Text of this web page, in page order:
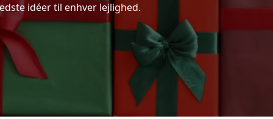
idéer til enhver lejlighed.